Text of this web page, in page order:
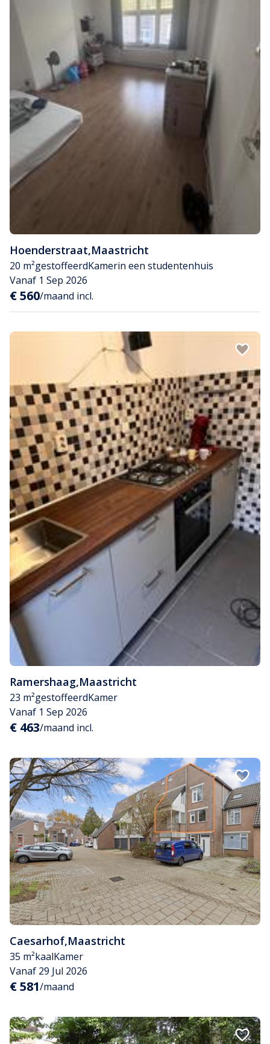
Hoenderstraat,Maastricht
20 m²gestoffeerdKamerin een studentenhuis
Vanaf 1 Sep 2026
€ 560/maand incl.
Ramershaag,Maastricht
23 m²gestoffeerdKamer
Vanaf 1 Sep 2026
€ 463/maand incl.
Caesarhof,Maastricht
35 m²kaalKamer
Vanaf 29 Jul 2026
€ 581/maand